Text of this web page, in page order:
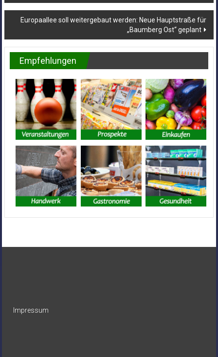
Europaallee soll weitergebaut werden: Neue Hauptstraße für
„Baumberg Ost“ geplant
Empfehlungen
Impressum